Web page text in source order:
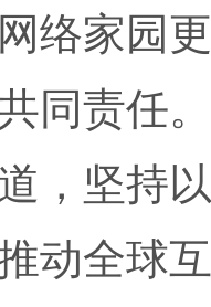
络家园
同责任
，坚持
动全球